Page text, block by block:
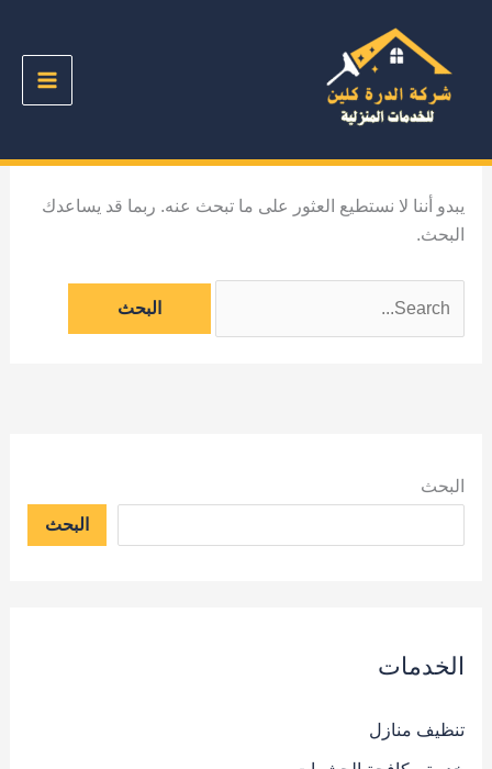
المحتوى
يبدو أننا لا نستطيع العثور على ما تبحث عنه. ربما قد يساعدك
البحث.
البحث
البحث
الخدمات
تنظيف منازل